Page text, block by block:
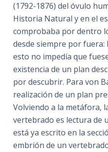
(1792-1876) del óvulo
Historia Natural y en el
comprobaba por dentro
desde siempre por fuera:
esto no impedía que
existencia de un plan
por descubrir. Para von
realización de un plan
Volviendo a la metáfora,
vertebrado es lectura de
está ya escrito en la
embrión de un